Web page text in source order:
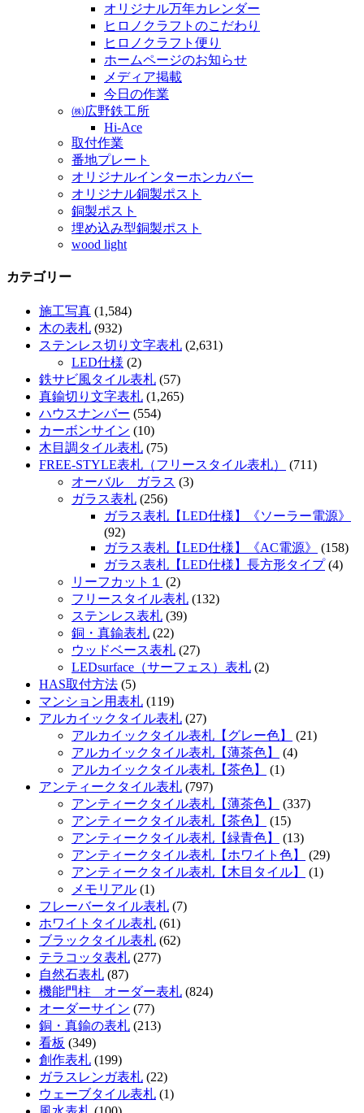
オリジナル万年カレンダー
ヒロノクラフトのこだわり
ヒロノクラフト便り
ホームページのお知らせ
メディア掲載
今日の作業
㈱広野鉄工所
Hi-Ace
取付作業
番地プレート
オリジナルインターホンカバー
オリジナル銅製ポスト
銅製ポスト
埋め込み型銅製ポスト
wood light
カテゴリー
施工写真 (1,584)
木の表札 (932)
ステンレス切り文字表札 (2,631)
LED仕様 (2)
鉄サビ風タイル表札 (57)
真鍮切り文字表札 (1,265)
ハウスナンバー (554)
カーボンサイン (10)
木目調タイル表札 (75)
FREE-STYLE表札（フリースタイル表札）
(711)
オーバル ガラス (3)
ガラス表札 (256)
ガラス表札【LED仕様】《ソーラー電源》
(92)
ガラス表札【LED仕様】《AC電源》
(158)
ガラス表札【LED仕様】長方形タイプ(4)
リーフカット１
(2)
フリースタイル表札 (132)
ステンレス表札 (39)
銅・真鍮表札 (22)
ウッドベース表札 (27)
LEDsurface（サーフェス）表札 (2)
HAS取付方法 (5)
マンション用表札 (119)
アルカイックタイル表札 (27)
アルカイックタイル表札【グレー色】
(21)
アルカイックタイル表札【薄茶色】
(4)
アルカイックタイル表札【茶色】
(1)
アンティークタイル表札 (797)
アンティークタイル表札【薄茶色】
(337)
アンティークタイル表札【茶色】
(15)
アンティークタイル表札【緑青色】
(13)
アンティークタイル表札【ホワイト色】
(29)
アンティークタイル表札【木目タイル】
(1)
メモリアル (1)
フレーバータイル表札 (7)
ホワイトタイル表札 (61)
ブラックタイル表札 (62)
テラコッタ表札 (277)
自然石表札 (87)
機能門柱 オーダー表札 (824)
オーダーサイン (77)
銅・真鍮の表札 (213)
看板 (349)
創作表札 (199)
ガラスレンガ表札 (22)
ウェーブタイル表札 (1)